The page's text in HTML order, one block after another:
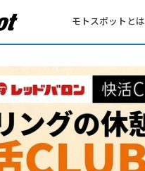
モトスポットとは